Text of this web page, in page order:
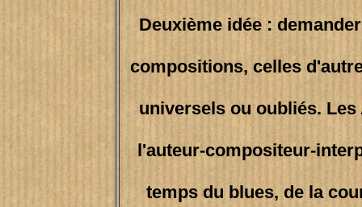
Deuxième idée :
compositions, celles
universels ou oubliés.
l'auteur-compositeur-
temps du blues, de la